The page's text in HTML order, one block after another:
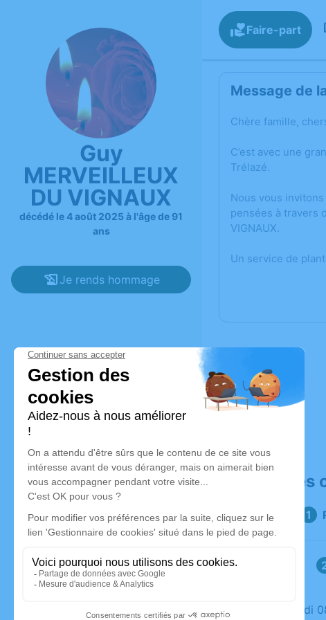
Guy
MERVEILLEUX
DU VIGNAUX
décédé le 4 août 2025 à l'âge de 91
ans
Je rends hommage
Faire-part
Message de
Chère famille,
C’est avec une
Trélazé.
Nous vous
pensées à travers
VIGNAUX.
Un service de
Déroulé des
Le